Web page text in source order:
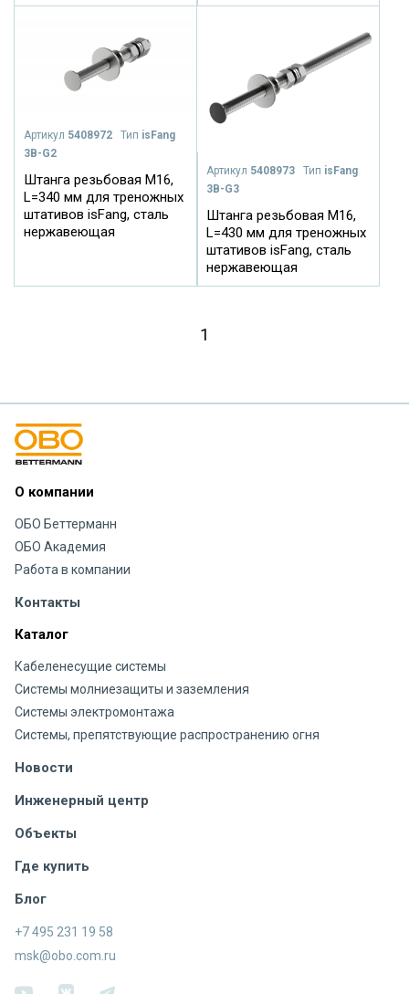
Артикул 5408972 Тип isFang
3B-G2
Штанга резьбовая М16,
L=340 мм для треножных
штативов isFang, сталь
нержавеющая
Артикул 5408973Тип isFang
3B-G3
Штанга резьбовая М16,
L=430 мм для треножных
штативов isFang, сталь
нержавеющая
1
О компании
ОБО Беттерманн
ОБО Академия
Работа в компании
Контакты
Каталог
Кабеленесущие системы
Системы молниезащиты и заземления
Системы электромонтажа
Системы, препятствующие распространению огня
Новости
Инженерный центр
Объекты
Где купить
Блог
+7 495 231 19 58
msk@obo.com.ru